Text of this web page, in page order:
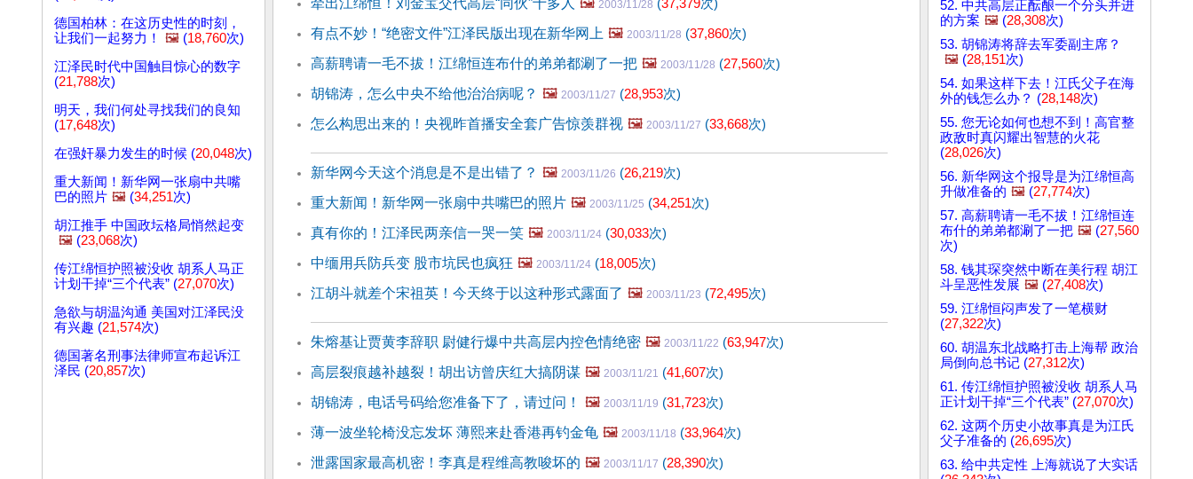
德国柏林：在这历史性的时刻，
让我们一起努力！
🖼️ (18,760次)
江泽民时代中国触目惊心的数字
(21,788次)
明天，我们何处寻找我们的良知
(17,648次)
在强奸暴力发生的时候 (20,048次)
重大新闻！新华网一张扇中共嘴
巴的照片 🖼️ (34,251次)
胡江推手 中国政坛格局悄然起变
🖼️ (23,068次)
传江绵恒护照被没收 胡系人马正
计划干掉“三个代表” (27,070次)
急欲与胡温沟通 美国对江泽民没
有兴趣 (21,574次)
德国著名刑事法律师宣布起诉江
泽民 (20,857次)
牵出江绵恒！刘金宝交代高层“同伙”十多人 🖼️ 2003/11/28 (37,379次)
有点不妙！“绝密文件”江泽民版出现在新华网上 🖼️ 2003/11/28 (37,860次)
高薪聘请一毛不拔！江绵恒连布什的弟弟都涮了一把 🖼️ 2003/11/28 (27,560次)
胡锦涛，怎么中央不给他治治病呢？ 🖼️ 2003/11/27 (28,953次)
怎么构思出来的！央视昨首播安全套广告惊羡群视 🖼️ 2003/11/27 (33,668次)
新华网今天这个消息是不是出错了？ 🖼️ 2003/11/26 (26,219次)
重大新闻！新华网一张扇中共嘴巴的照片 🖼️ 2003/11/25 (34,251次)
真有你的！江泽民两亲信一哭一笑 🖼️ 2003/11/24 (30,033次)
中缅用兵防兵变 股市坑民也疯狂 🖼️ 2003/11/24 (18,005次)
江胡斗就差个宋祖英！今天终于以这种形式露面了 🖼️ 2003/11/23 (72,495次)
朱熔基让贾黄李辞职 尉健行爆中共高层内控色情绝密 🖼️ 2003/11/22 (63,947次)
高层裂痕越补越裂！胡出访曾庆红大搞阴谋 🖼️ 2003/11/21 (41,607次)
胡锦涛，电话号码给您准备下了，请过问！
🖼️ 2003/11/19 (31,723次)
薄一波坐轮椅没忘发坏 薄熙来赴香港再钓金龟 🖼️ 2003/11/18 (33,964次)
泄露国家最高机密！李真是程维高教唆坏的 🖼️ 2003/11/17 (28,390次)
52. 中共高层正酝酿一个分头并进
的方案 🖼️ (28,308次)
53. 胡锦涛将辞去军委副主席？
🖼️ (28,151次)
54. 如果这样下去！江氏父子在海
外的钱怎么办？ (28,148次)
55. 您无论如何也想不到！高官整
政敌时真闪耀出智慧的火花
(28,026次)
56. 新华网这个报导是为江绵恒高
升做准备的 🖼️ (27,774次)
57. 高薪聘请一毛不拔！江绵恒连
布什的弟弟都涮了一把 🖼️ (27,560
次)
58. 钱其琛突然中断在美行程 胡江
斗呈恶性发展 🖼️ (27,408次)
59. 江绵恒闷声发了一笔横财
(27,322次)
60. 胡温东北战略打击上海帮 政治
局倒向总书记 (27,312次)
61. 传江绵恒护照被没收 胡系人马
正计划干掉“三个代表” (27,070次)
62. 这两个历史小故事真是为江氏
父子准备的 (26,695次)
63. 给中共定性 上海就说了大实话